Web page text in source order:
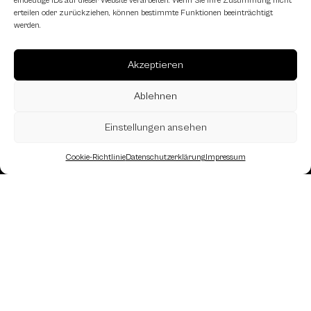
erteilen oder zurückziehen, können bestimmte Funktionen beeinträchtigt
werden.
Akzeptieren
Ablehnen
Einstellungen ansehen
Cookie-RichtlinieDatenschutzerklärungImpressum